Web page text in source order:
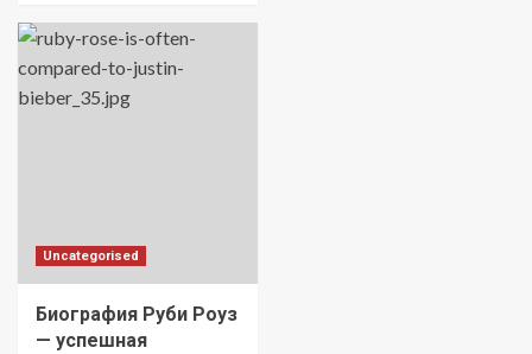
Uncategorised
Биография Руби Роуз
— успешная